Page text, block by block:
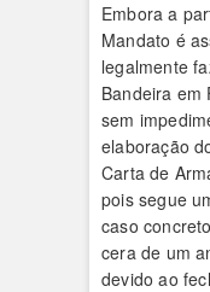
Embora a
Mandato é
legalmente
Bandeira em
sem
elaboração
Carta de
pois segue
caso
cera de um
devido ao